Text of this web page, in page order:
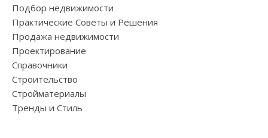
Подбор недвижимости
Практические Советы и Решения
Продажа недвижимости
Проектирование
Справочники
Строительство
Стройматериалы
Тренды и Стиль